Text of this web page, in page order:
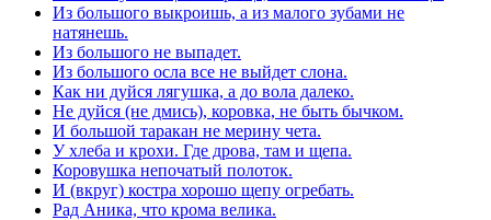
Из большого выкроишь, а из малого зубами не
натянешь.
Из большого не выпадет.
Из большого осла все не выйдет слона.
Как ни дуйся лягушка, а до вола далеко.
Не дуйся (не дмись), коровка, не быть бычком.
И большой таракан не мерину чета.
У хлеба и крохи. Где дрова, там и щепа.
Коровушка непочатый полоток.
И (вкруг) костра хорошо щепу огребать.
Рад Аника, что крома велика.